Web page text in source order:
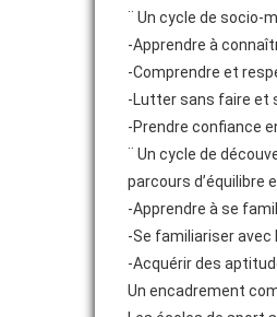
¨ Un cycle de socio-
-Apprendre à
-Comprendre et
-Lutter sans faire et
-Prendre confiance
¨ Un cycle de
parcours d’équilibre
-Apprendre à se
-Se familiariser avec
-Acquérir des
Un encadrement